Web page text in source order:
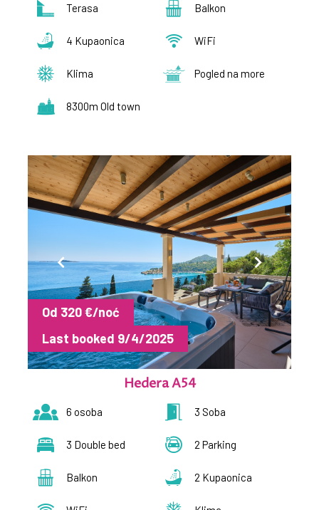
Terasa Balkon
4 Kupaonica WiFi
Klima Pogled na more
8300m Old town
Od 320 €/noć
Last booked 9/4/2025
Hedera A54
6 osoba 3 Soba
3 Double bed 2 Parking
Balkon 2 Kupaonica